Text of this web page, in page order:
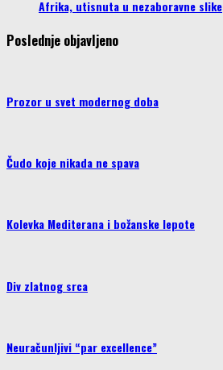
Afrika, utisnuta u nezaboravne slike
Poslednje objavljeno
Prozor u svet modernog doba
Čudo koje nikada ne spava
Kolevka Mediterana i božanske lepote
Div zlatnog srca
Neuračunljivi “par excellence”